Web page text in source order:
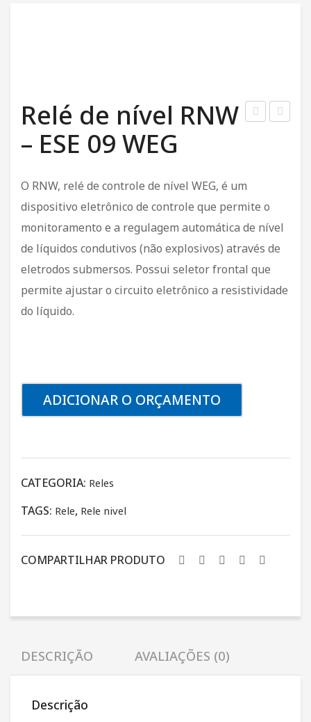
Motobombas Schneider e Leão
FALE CONOSCO
Fas
e
220
Volt
s a
PVC
de
mm
Relé de nível RNW
– ESE 09 WEG
O RNW, relé de controle de nível WEG, é um
dispositivo eletrônico de controle que permite o
monitoramento e a regulagem automática de nível
de líquidos condutivos (não explosivos) através de
eletrodos submersos. Possui seletor frontal que
permite ajustar o circuito eletrônico a resistividade
do líquido.
ADICIONAR O ORÇAMENTO
CATEGORIA: Reles
TAGS: Rele, Rele nivel
COMPARTILHAR PRODUTO
DESCRIÇÃO AVALIAÇÕES (0)
Descrição